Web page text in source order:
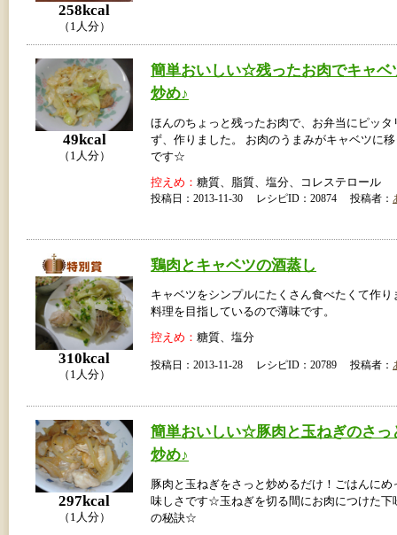
258kcal
（1人分）
49kcal
（1人分）
簡単おいしい☆残ったお肉でキャベ
炒め♪
ほんのちょっと残ったお肉で、お弁当にピッタ
ず、作りました。 お肉のうまみがキャベツに
です☆
控えめ： 糖質、脂質、塩分、コレステロール
投稿日：2013-11-30 レシピID：20874 投稿者：
310kcal
（1人分）
鶏肉とキャベツの酒蒸し
キャベツをシンプルにたくさん食べたくて作り
料理を目指しているので薄味です。
控えめ： 糖質、塩分
投稿日：2013-11-28 レシピID：20789 投稿者：
297kcal
（1人分）
簡単おいしい☆豚肉と玉ねぎのさっ
炒め♪
豚肉と玉ねぎをさっと炒めるだけ！ごはんにめ
味しさです☆玉ねぎを切る間にお肉につけた下
の秘訣☆